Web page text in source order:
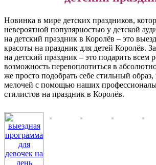
Новинка в мире детских праздников,
невероятной популярностью у детской
на детский праздник в Королёв – это
красоты на праздник для детей Королёв.
на детский праздник – это подарить всем
возможность перевоплотиться в
же просто подобрать себе стильный
мелочей с помощью наших
стилистов на праздник в Королёв.